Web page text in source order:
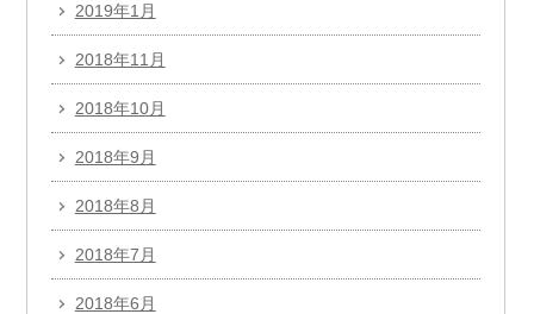
2019年1月
2018年11月
2018年10月
2018年9月
2018年8月
2018年7月
2018年6月